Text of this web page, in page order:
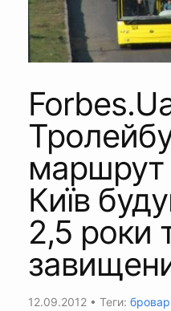
Київ
2,5 роки
12.09.2012 • Теги: